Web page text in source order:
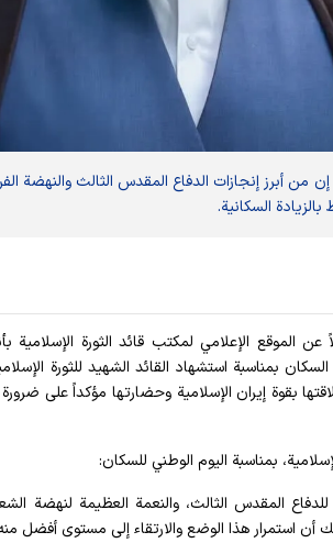
من أبرز إنجازات الدفاع المقدس الثالث
السكانية.
عن الموقع الإعلامي لمكتب قائد الثورة
بمناسبة استشهاد القائد الشهید للثورة
بقوة إيران الإسلامية وحضارتها مؤكداً
بمناسبة اليوم الوطني للسكان:
المقدس الثالث، والنعمة العظيمة لنهضة
استمرار هذا الوضع والارتقاء إلى مستوى أفضل